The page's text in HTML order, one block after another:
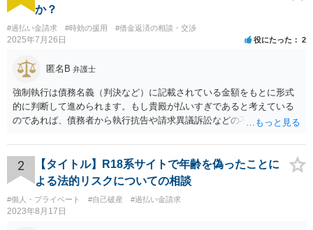
か？
#過払い金請求 #時効の援用 #借金返済の相談・交渉
2025年7月26日 役にたった 2
匿名B 弁護士
強制執行は債務名義（判決など）に記載されている金額をもとに形式
的に判断して進められます。もし貴殿が払いすぎであると考えている
のであれば、債務者から執行抗告や請求異議訴訟などの不服申立手段
側が動く必要があります。
2
【タイトル】R18系サイトで年齢を偽ったことに
よる法的リスクについての相談
#個人・プライベート #自己破産 #過払い金請求
2023年8月17日